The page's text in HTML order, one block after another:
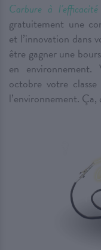
Carbure à l’efficacité
gratuitement une
et l’innovation dans
être gagner une
en environnement.
octobre votre
l’environnement. Ça,